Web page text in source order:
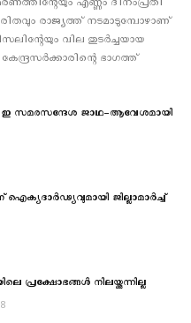
എണ്ണം ദിനംപ്രതി
രാജ്യത്ത് നടമാടുമ്പോഴാണ്
വില തുടര്‍ച്ചയായ
ഭാഗത്ത്
സമരസന്ദേശ ജാഥ-ആവേശമായി
ഐക്യദാര്‍ഢ്യവുമായി ജില്ലാമാര്‍ച്ച്
പ്രക്ഷോഭങ്ങള്‍ നിലയ്ക്കുന്നില്ല